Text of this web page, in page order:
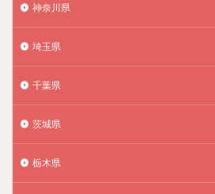
神奈川県
埼玉県
千葉県
茨城県
栃木県